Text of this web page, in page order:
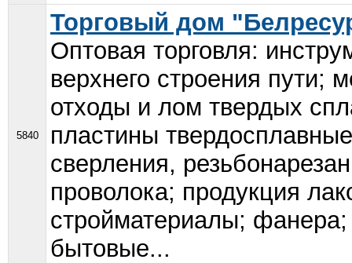
5840
Торговый дом
Оптовая торговля:
верхнего строения пути;
отходы и лом твердых
пластины
сверления,
проволока; продукция
стройматериалы;
бытовые...